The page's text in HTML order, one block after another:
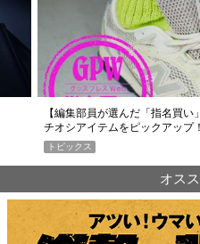
「買って損なし」の極上スマ
AWARD】
トピックス
オス